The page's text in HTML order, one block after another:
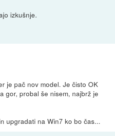
izkušnje.
je pač nov model. Je čisto OK
gor, probal še nisem, najbrž je
upgradati na Win7 ko bo čas...